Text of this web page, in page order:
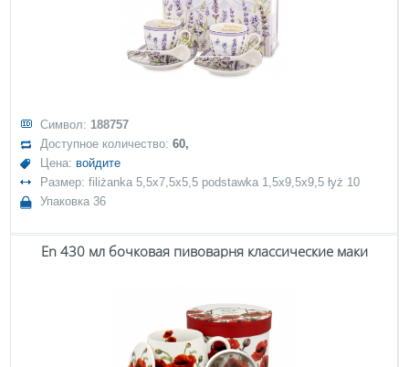
Символ: 188757
Доступное количество:60,
Цена: войдите
Размер: filiżanka 5,5x7,5x5,5 podstawka 1,5x9,5x9,5 łyż 10
Упаковка 36
En 430 мл бочковая пивоварня классические маки